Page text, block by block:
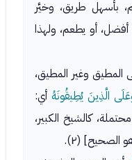
بأسهل طريق، وخيَّر
أو يطعم، ولهذا
وغير المطيق،
الَّذِينَ يُطِيقُونَهُ أي:
كالشيخ الكبير،